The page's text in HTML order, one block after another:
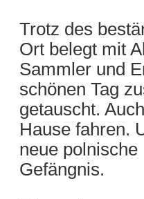
Trotz des
Ort belegt mit
Sammler und
schönen Tag
getauscht.
Hause fahren.
neue
Gefängnis.